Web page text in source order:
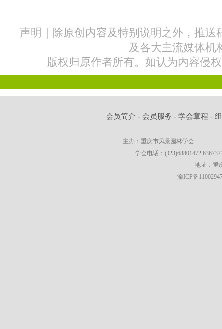
声明｜除原创内容及特别说明之外，推送
及各大主流媒体机
版权归原作者所有。如认为内容侵
会员简介 -会员服务 -学会章程 -
主办：重庆市风景园林学会
学会电话：(023)68801472
地址：重
渝ICP备